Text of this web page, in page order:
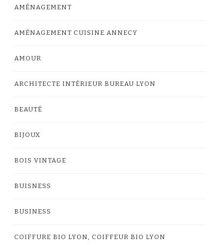
AMÉNAGEMENT
AMÉNAGEMENT CUISINE ANNECY
AMOUR
ARCHITECTE INTÉRIEUR BUREAU LYON
BEAUTÉ
BIJOUX
BOIS VINTAGE
BUISNESS
BUSINESS
COIFFURE BIO LYON, COIFFEUR BIO LYON